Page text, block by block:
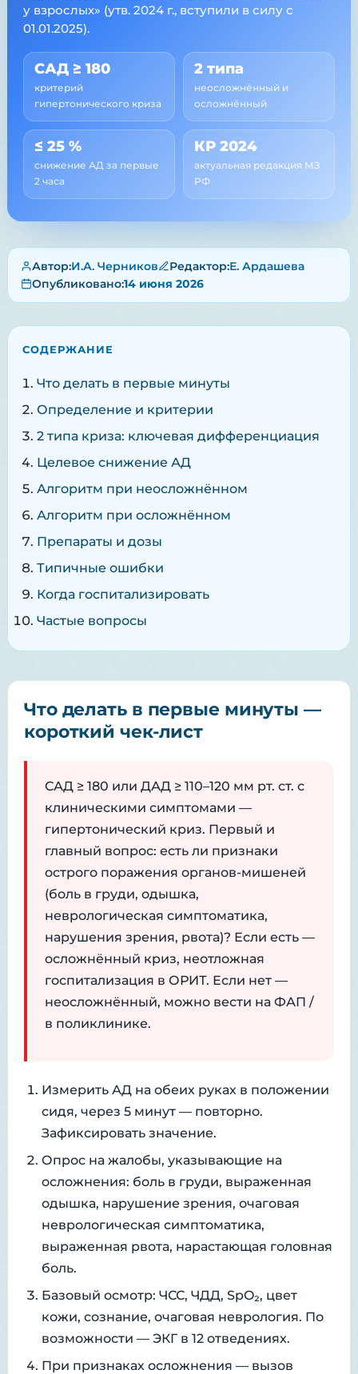
у взрослых» (утв. 2024 г., вступили в силу с
01.01.2025).
САД ≥ 180
критерий
гипертонического криза
2 типа
неосложнённый и
осложнённый
≤ 25 %
снижение АД за первые
2 часа
КР 2024
актуальная редакция МЗ
РФ
Автор:И.А. Черников Редактор:Е. Ардашева
Опубликовано:14 июня 2026
СОДЕРЖАНИЕ
Что делать в первые минуты
Определение и критерии
2 типа криза: ключевая дифференциация
Целевое снижение АД
Алгоритм при неосложнённом
Алгоритм при осложнённом
Препараты и дозы
Типичные ошибки
Когда госпитализировать
Частые вопросы
Что делать в первые минуты —
короткий чек-лист
САД ≥ 180 или ДАД ≥ 110–120 мм рт. ст. с
клиническими симптомами —
гипертонический криз. Первый и
главный вопрос: есть ли признаки
острого поражения органов-мишеней
(боль в груди, одышка,
неврологическая симптоматика,
нарушения зрения, рвота)? Если есть —
осложнённый криз, неотложная
госпитализация в ОРИТ. Если нет —
неосложнённый, можно вести на ФАП /
в поликлинике.
Измерить АД на обеих руках в положении
сидя, через 5 минут — повторно.
Зафиксировать значение.
Опрос на жалобы, указывающие на
осложнения: боль в груди, выраженная
одышка, нарушение зрения, очаговая
неврологическая симптоматика,
выраженная рвота, нарастающая головная
боль.
Базовый осмотр: ЧСС, ЧДД, SpO₂, цвет
кожи, сознание, очаговая неврология. По
возможности — ЭКГ в 12 отведениях.
При признаках осложнения — вызов